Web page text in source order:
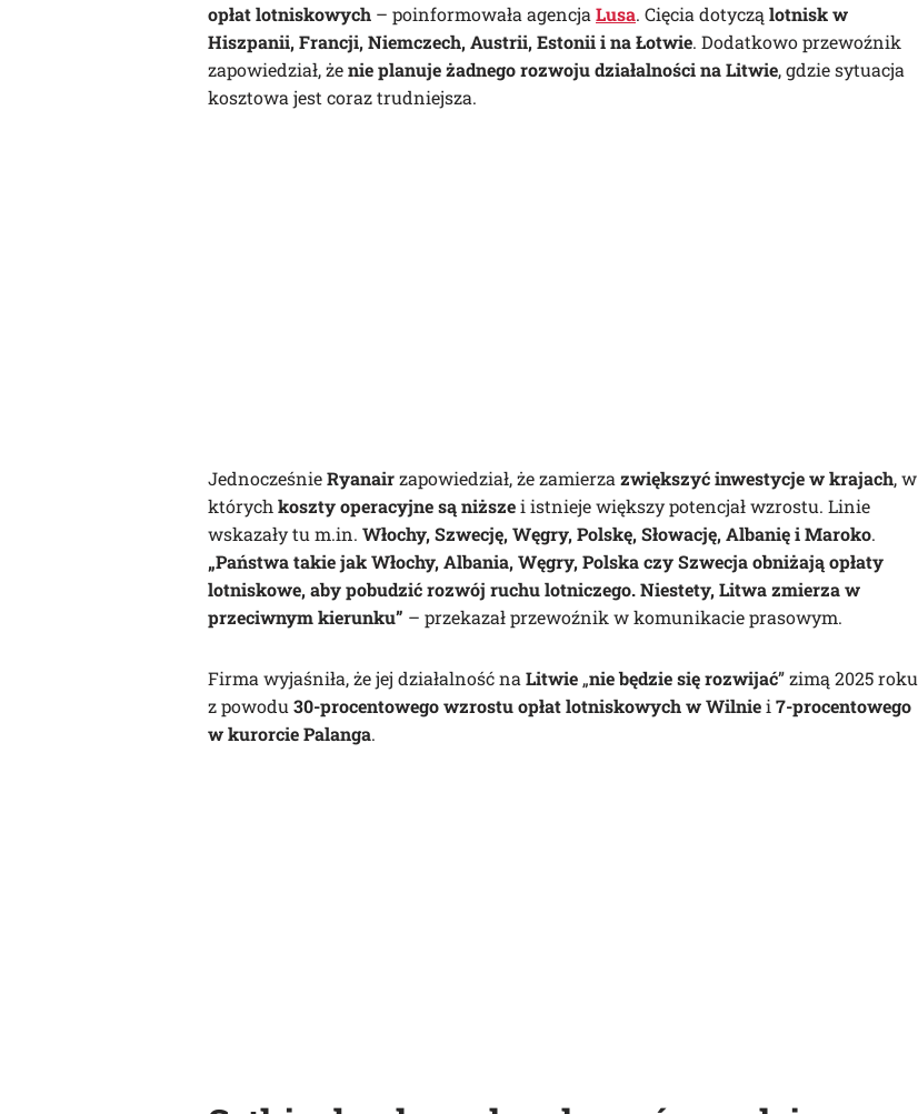
opłat lotniskowych – poinformowała agencja Lusa. Cięcia dotyczą lotnisk w
Hiszpanii, Francji, Niemczech, Austrii, Estonii i na Łotwie. Dodatkowo przewoźnik
zapowiedział, żenie planuje żadnego rozwoju działalności na Litwie, gdzie sytuacja
kosztowa jest coraz trudniejsza.
JednocześnieRyanairzapowiedział, że zamierza zwiększyć inwestycje w krajach, w
których koszty operacyjne są niższei istnieje większy potencjał wzrostu. Linie
wskazały tu m.in. Włochy, Szwecję, Węgry, Polskę, Słowację, Albanię i Maroko.
„Państwa takie jak Włochy, Albania, Węgry, Polska czy Szwecja obniżają opłaty
lotniskowe, aby pobudzić rozwój ruchu lotniczego. Niestety, Litwa zmierza w
przeciwnym kierunku” – przekazał przewoźnik w komunikacie prasowym.
Firma wyjaśniła, że jej działalność na Litwie „nie będzie się rozwijać” zimą 2025 roku
z powodu 30-procentowego wzrostu opłat lotniskowych w Wilniei 7-procentowego
w kurorcie Palanga.